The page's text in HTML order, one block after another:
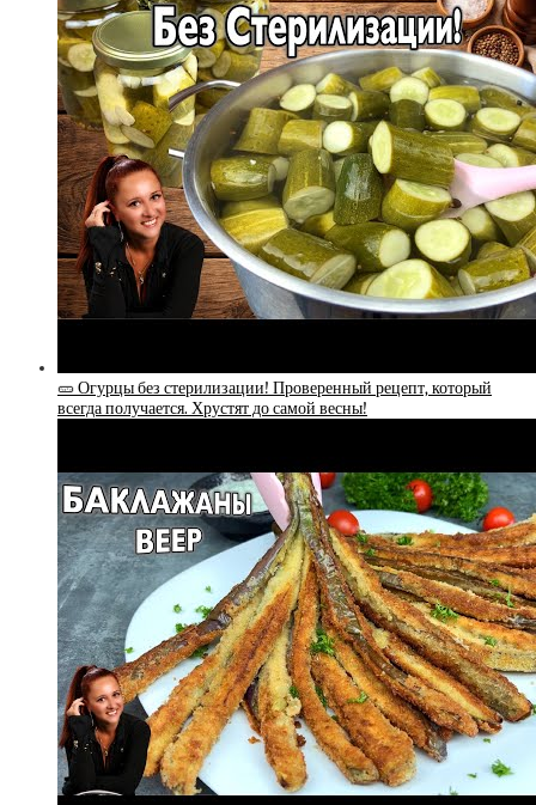
🥒 Огурцы без стерилизации! Проверенный рецепт, который
всегда получается. Хрустят до самой весны!